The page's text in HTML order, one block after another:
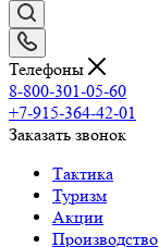
Телефоны
8-800-301-05-60
+7-915-364-42-01
Заказать звонок
Тактика
Туризм
Акции
Производство